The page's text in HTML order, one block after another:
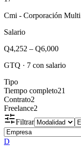
Cmi - Corporación
Salario
Q4,252 – Q6,000
GTQ · 7 con salario
Tipo
Tiempo completo21
Contrato2
Freelance2
Filtrar
D